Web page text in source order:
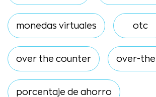
monedas virtuales otc
over the counter over-
porcentaje de ahorro